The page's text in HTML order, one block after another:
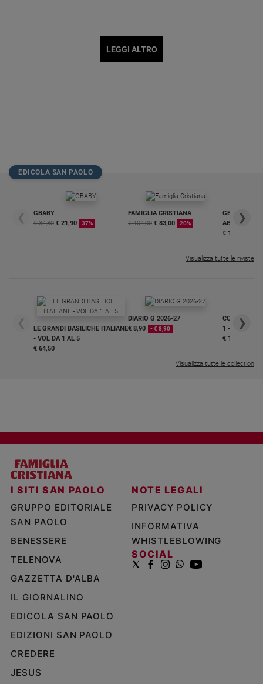
LEGGI ALTRO
EDICOLA SAN PAOLO
❮
GBABY
€ 34,80 € 21,90 37%
FAMIGLIA CRISTIANA
€ 104,00 € 83,00 20%
GBABY
€ 16,99
❯
Visualizza tutte le riviste
❮
LE GRANDI BASILICHE ITALIANE
- VOL DA 1 AL 5
€ 64,50
DIARIO G 2026-27
€ 8,90
- € 8,90
COLLANA
1 - 2
€ 18,50
❯
Visualizza tutte le collection
I SITI SAN PAOLO
GRUPPO EDITORIALE
SAN PAOLO
BENESSERE
TELENOVA
GAZZETTA D'ALBA
IL GIORNALINO
EDICOLA SAN PAOLO
EDIZIONI SAN PAOLO
CREDERE
JESUS
NOTE LEGALI
PRIVACY POLICY
INFORMATIVA
WHISTLEBLOWING
SOCIAL